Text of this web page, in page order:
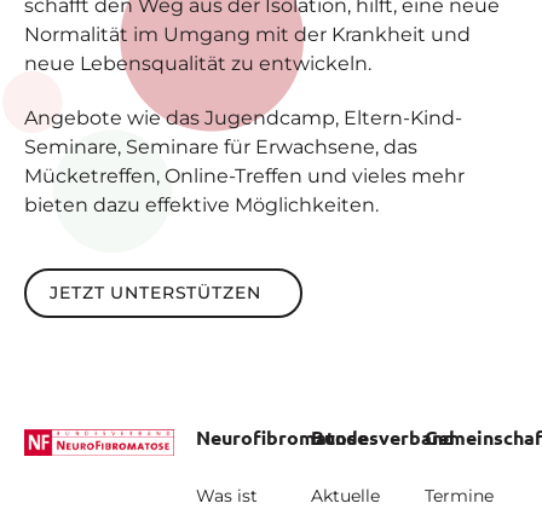
schafft den Weg aus der Isolation, hilft, eine neue
Normalität im Umgang mit der Krankheit und
neue Lebensqualität zu entwickeln.
Angebote wie das Jugendcamp, Eltern-Kind-
Seminare, Seminare für Erwachsene, das
Mücketreffen, Online-Treffen und vieles mehr
bieten dazu effektive Möglichkeiten.
Jetzt unterstützen
JETZT UNTERSTÜTZEN
Neurofibromatose
Was ist
Bundesverband
Aktuelle
Termine